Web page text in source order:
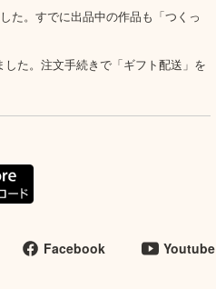
た。すでに出品中の作品も「つくっ
た。注文手続きで「ギフト配送」を
Facebook Youtube